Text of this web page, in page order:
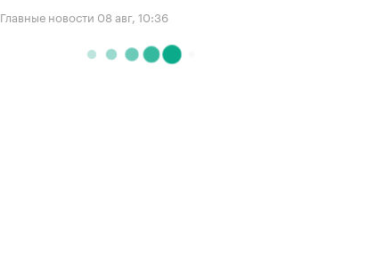
Главные новости 08 авг, 10:36